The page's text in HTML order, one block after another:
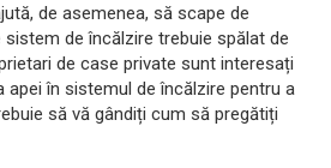
de asemenea, să scape de
de încălzire trebuie spălat de
de case private sunt interesați
apei în sistemul de încălzire pentru a
să vă gândiți cum să pregătiți